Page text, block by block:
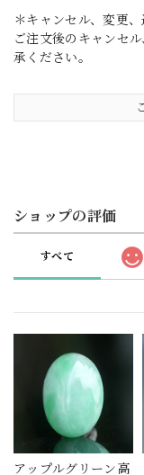
＊キャンセル、変更
ご注文後のキャンセ
承ください。
ショップの評価
すべて
アップルグリーン高